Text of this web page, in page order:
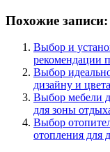
Похожие записи:
Выбор и
рекомендации
Выбор
дизайну и
Выбор мебели
для зоны
Выбор
отопления для